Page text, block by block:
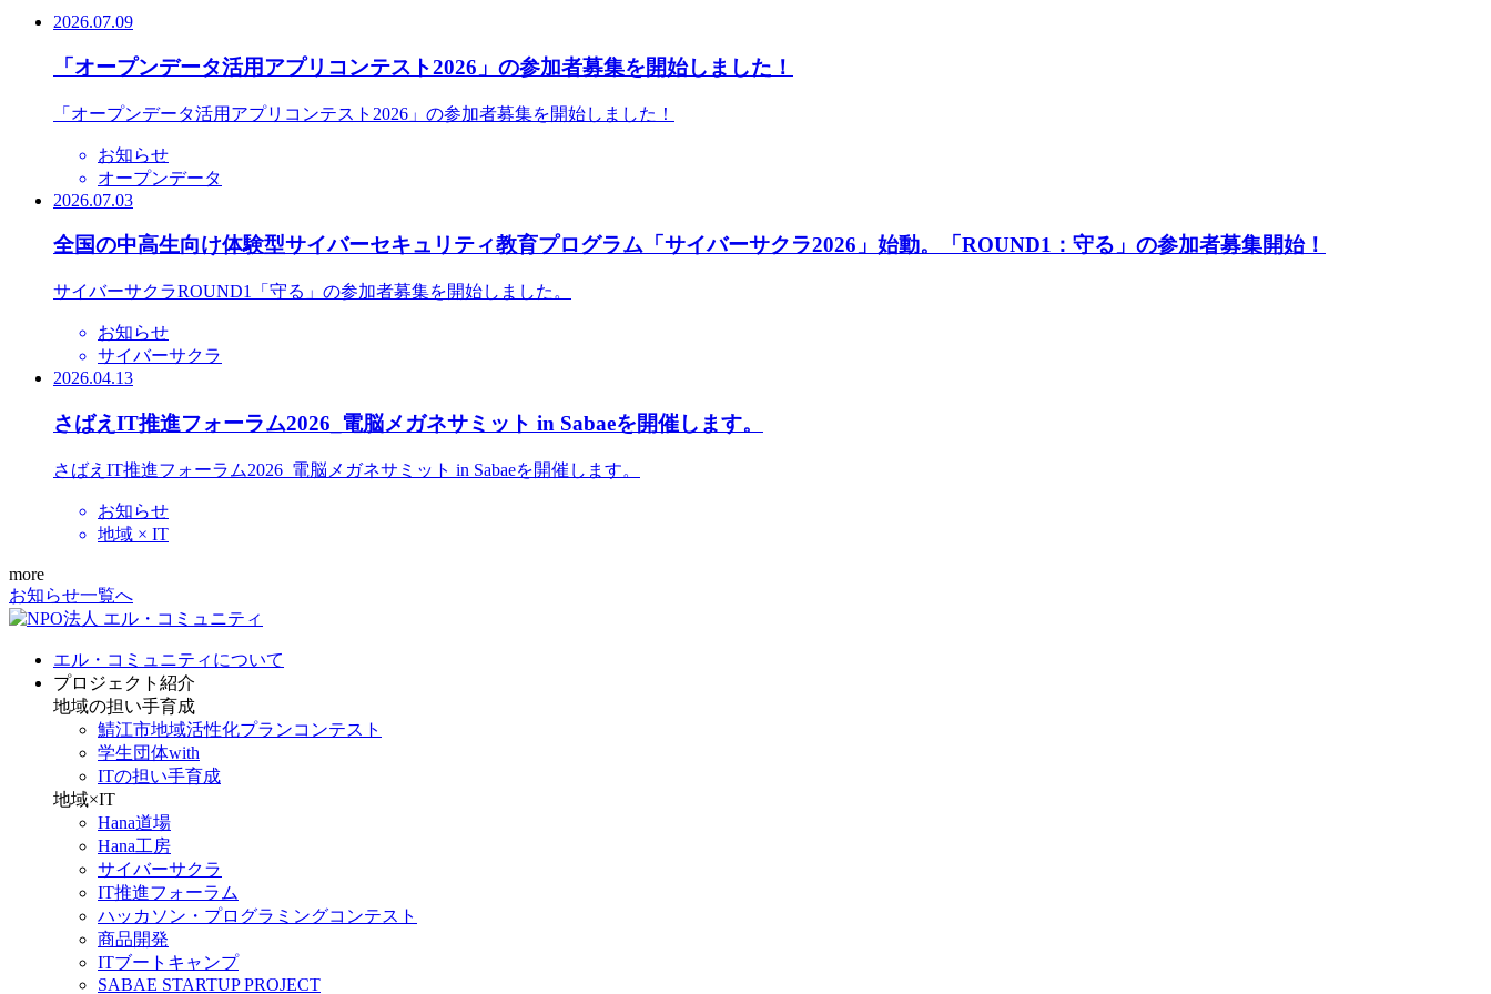
2026.07.09
「オープンデータ活用アプリコンテスト2026」の参加者募集を開始しました！
「オープンデータ活用アプリコンテスト2026」の参加者募集を開始しました！
お知らせ
オープンデータ
2026.07.03
全国の中高生向け体験型サイバーセキュリティ教育プログラム「サイバーサクラ2026」始動。「ROUND1：守る」の参加者募集開始！
サイバーサクラROUND1「守る」の参加者募集を開始しました。
お知らせ
サイバーサクラ
2026.04.13
さばえIT推進フォーラム2026_電脳メガネサミット in Sabaeを開催します。
さばえIT推進フォーラム2026_電脳メガネサミット in Sabaeを開催します。
お知らせ
地域 × IT
more
お知らせ一覧へ
エル・コミュニティについて
プロジェクト紹介
地域の担い手育成
鯖江市地域活性化プランコンテスト
学生団体with
ITの担い手育成
地域×IT
Hana道場
Hana工房
サイバーサクラ
IT推進フォーラム
ハッカソン・プログラミングコンテスト
商品開発
ITブートキャンプ
SABAE STARTUP PROJECT